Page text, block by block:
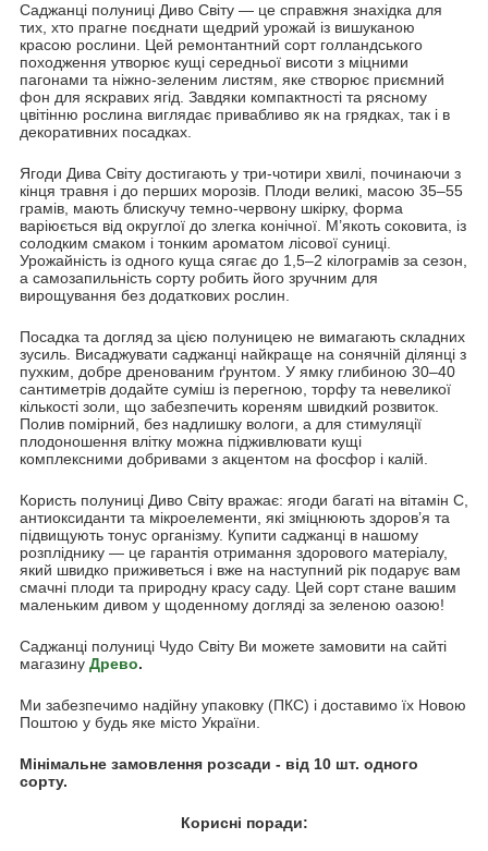
Саджанці полуниці Диво Світу — це справжня знахідка для
тих, хто прагне поєднати щедрий урожай із вишуканою
красою рослини. Цей ремонтантний сорт голландського
походження утворює кущі середньої висоти з міцними
пагонами та ніжно-зеленим листям, яке створює приємний
фон для яскравих ягід. Завдяки компактності та рясному
цвітінню рослина виглядає привабливо як на грядках, так і в
декоративних посадках.
Ягоди Дива Світу достигають у три-чотири хвилі, починаючи з
кінця травня і до перших морозів. Плоди великі, масою 35–55
грамів, мають блискучу темно-червону шкірку, форма
варіюється від округлої до злегка конічної. М’якоть соковита, із
солодким смаком і тонким ароматом лісової суниці.
Урожайність із одного куща сягає до 1,5–2 кілограмів за сезон,
а самозапильність сорту робить його зручним для
вирощування без додаткових рослин.
Посадка та догляд за цією полуницею не вимагають складних
зусиль. Висаджувати саджанці найкраще на сонячній ділянці з
пухким, добре дренованим ґрунтом. У ямку глибиною 30–40
сантиметрів додайте суміш із перегною, торфу та невеликої
кількості золи, що забезпечить кореням швидкий розвиток.
Полив помірний, без надлишку вологи, а для стимуляції
плодоношення влітку можна підживлювати кущі
комплексними добривами з акцентом на фосфор і калій.
Користь полуниці Диво Світу вражає: ягоди багаті на вітамін С,
антиоксиданти та мікроелементи, які зміцнюють здоров’я та
підвищують тонус організму. Купити саджанці в нашому
розпліднику — це гарантія отримання здорового матеріалу,
який швидко приживеться і вже на наступний рік подарує вам
смачні плоди та природну красу саду. Цей сорт стане вашим
маленьким дивом у щоденному догляді за зеленою оазою!
Саджанці полуниці Чудо Світу Ви можете замовити на сайті
магазину Древо.
Ми забезпечимо надійну упаковку (ПКС) і доставимо їх Новою
Поштою у будь яке місто України.
Мінімальне замовлення розсади - від 10 шт. одного
сорту.
Корисні поради: